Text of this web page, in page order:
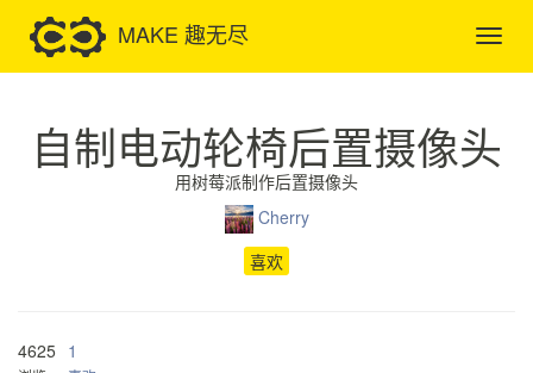
MAKE 趣无尽
自制电动轮椅后置摄像头
用树莓派制作后置摄像头
Cherry
喜欢
4625 1